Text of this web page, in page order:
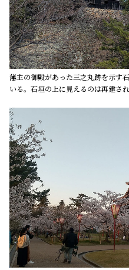
藩主の御殿があった三之丸跡を示す
いる。石垣の上に見えるのは再建され